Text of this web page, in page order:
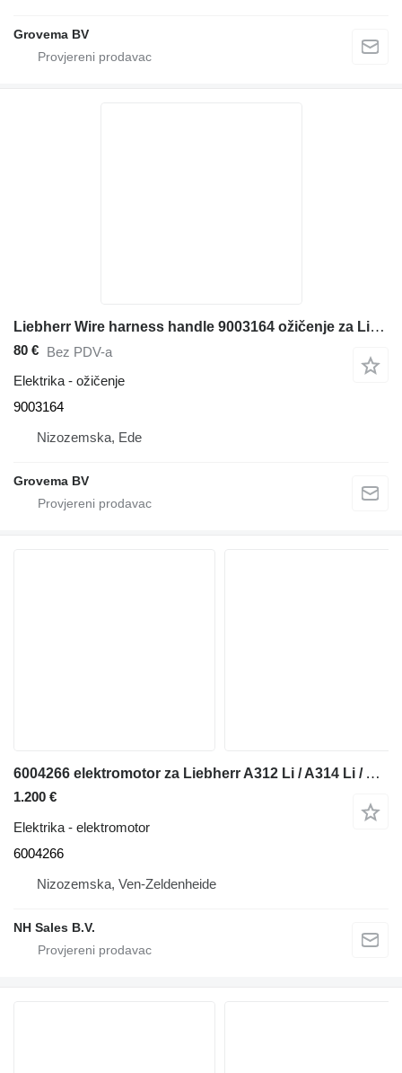
Grovema BV
Liebherr Wire harness handle 9003164 ožičenje za Liebherr A904C Li / A316 Li / A314 Li bagera
80 € Bez PDV-a
Elektrika - ožičenje
9003164
Nizozemska, Ede
Grovema BV
6004266 elektromotor za Liebherr A312 Li / A314 Li / A316 Li / A900B Li / A900C Li bagera
1.200 €
Elektrika - elektromotor
6004266
Nizozemska, Ven-Zeldenheide
NH Sales B.V.